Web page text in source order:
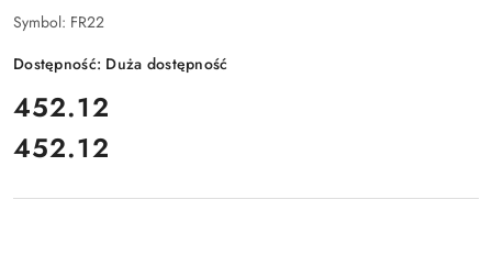
Symbol: FR22
Dostępność: Duża dostępność
cena:
452.12
Cena:
452.12